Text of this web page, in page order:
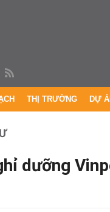
THỊ TRƯỜNG DỰ
dưỡng